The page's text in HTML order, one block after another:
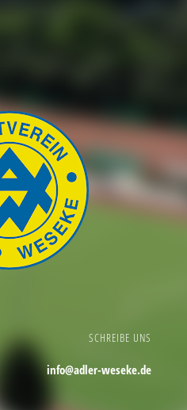
SCHREIBE UNS
info@adler-weseke.de